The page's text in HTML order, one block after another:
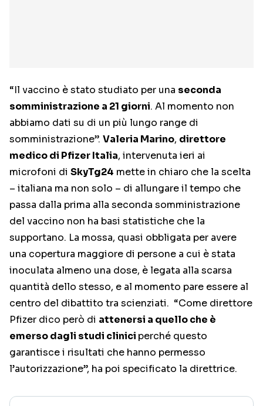
“Il vaccino è stato studiato per una seconda
somministrazione a 21 giorni. Al momento non
abbiamo dati su di un più lungo range di
somministrazione”. Valeria Marino, direttore
medico di Pfizer Italia, intervenuta ieri ai
microfoni di SkyTg24 mette in chiaro che la scelta
– italiana ma non solo – di allungare il tempo che
passa dalla prima alla seconda somministrazione
del vaccino non ha basi statistiche che la
supportano. La mossa, quasi obbligata per avere
una copertura maggiore di persone a cui è stata
inoculata almeno una dose, è legata alla scarsa
quantità dello stesso, e al momento pare essere al
centro del dibattito tra scienziati. “Come direttore
Pfizer dico però di attenersi a quello che è
emerso dagli studi clinici perché questo
garantisce i risultati che hanno permesso
l’autorizzazione”, ha poi specificato la direttrice.